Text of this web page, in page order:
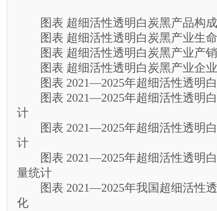
图表 超细活性透明白炭黑产品构
图表 超细活性透明白炭黑产业生命
图表 超细活性透明白炭黑产业产
图表 超细活性透明白炭黑产业企
图表 2021—2025年超细活性透明白
图表 2021—2025年超细活性透明白
计
图表 2021—2025年超细活性透明白
计
图表 2021—2025年超细活性透明白
量统计
图表 2021—2025年我国超细活性透
化